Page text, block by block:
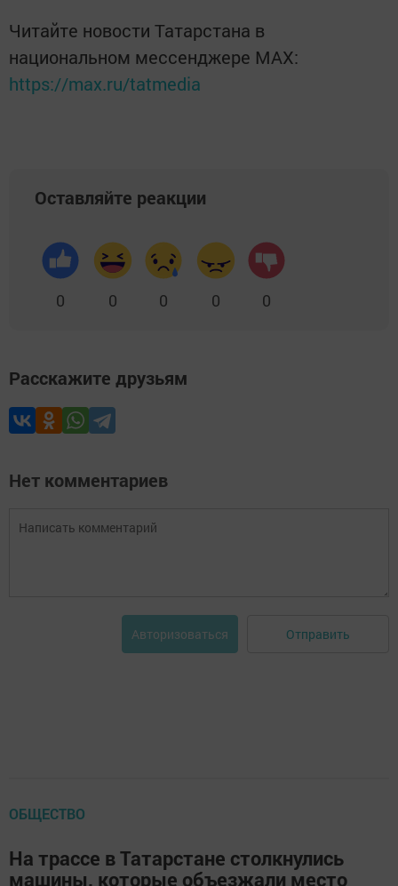
Читайте новости Татарстана в
национальном мессенджере MАХ:
https://max.ru/tatmedia
Оставляйте реакции
0 0 0 0 0
Расскажите друзьям
Нет комментариев
Авторизоваться Отправить
ОБЩЕСТВО
На трассе в Татарстане столкнулись
машины, которые объезжали место